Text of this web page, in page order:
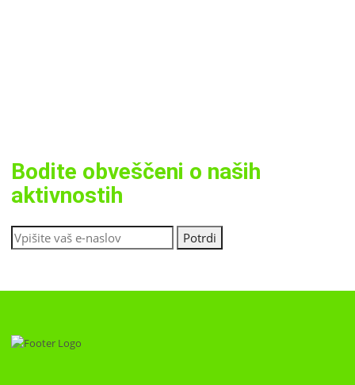
Bodite obveščeni o naših
aktivnostih